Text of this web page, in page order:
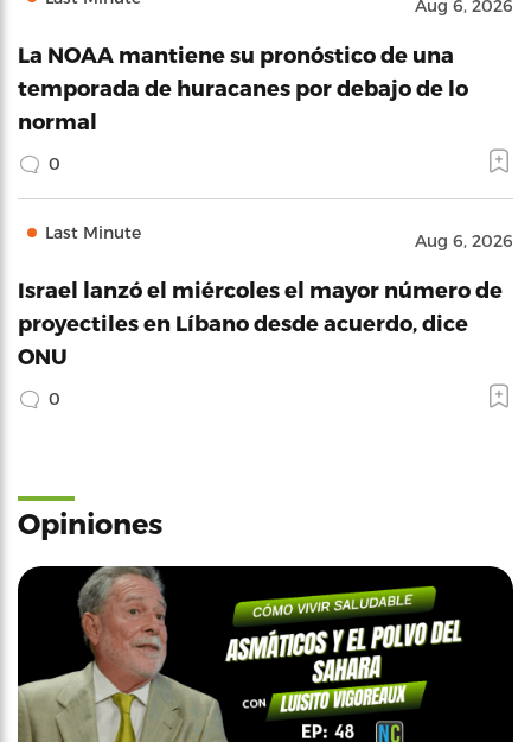
Aug 6, 2026
La NOAA mantiene su pronóstico de una
temporada de huracanes por debajo de lo
normal
0
Last Minute Aug 6, 2026
Israel lanzó el miércoles el mayor número de
proyectiles en Líbano desde acuerdo, dice
ONU
0
Opiniones